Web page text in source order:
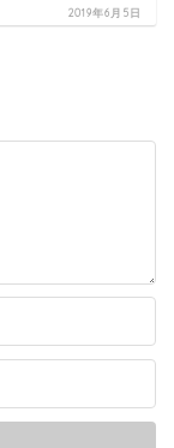
2019年6月5日